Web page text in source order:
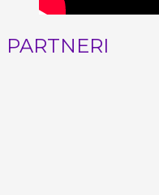
PARTNERI